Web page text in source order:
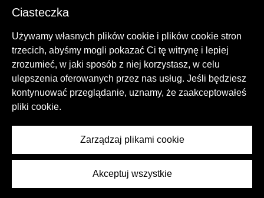
Projektowanie
Kupowanie domu
Sprzedaż
Usługa wyszukiwania
BLOG
Blog
Regiony na całym świecie
Ciasteczka
Używamy własnych plików cookie i plików cookie stron
trzecich, abyśmy mogli pokazać Ci tę witrynę i lepiej
zrozumieć, w jaki sposób z niej korzystasz, w celu
ulepszenia oferowanych przez nas usług. Jeśli będziesz
kontynuować przeglądanie, uznamy, że zaakceptowałeś
pliki cookie.
Zarządzaj plikami cookie
Akceptuj wszystkie